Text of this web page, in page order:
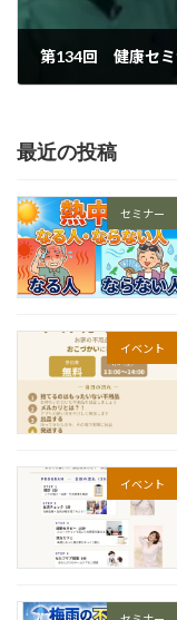
第134回 健康セミ
最近の投稿
セミナー
イベント
イベント